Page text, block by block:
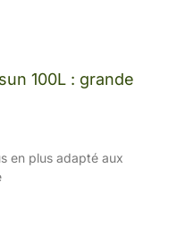
100L : grande
en plus adapté aux